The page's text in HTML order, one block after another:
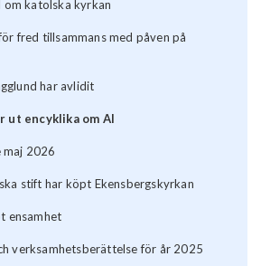
katolska kyrkan
fred tillsammans med påven på
har avlidit
ut encyklika om AI
maj 2026
stift har köpt Ekensbergskyrkan
ensamhet
verksamhetsberättelse för år 2025